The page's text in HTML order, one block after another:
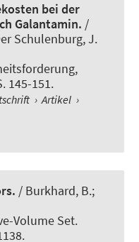
bei der
Galantamin. /
Schulenburg, J.
,
145-151.
› Artikel ›
/ Burkhard, B.;
Volume Set.